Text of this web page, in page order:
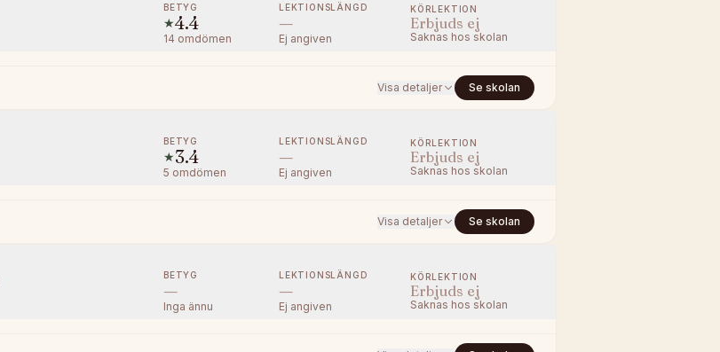
BETYG
★4.4
14 omdömen
LEKTIONSLÄNGD
—
Ej angiven
KÖRLEKTION
Erbjuds ej
Saknas hos skolan
Visa detaljer Se skolan
BETYG
★3.4
5 omdömen
LEKTIONSLÄNGD
—
Ej angiven
KÖRLEKTION
Erbjuds ej
Saknas hos skolan
Visa detaljer Se skolan
BETYG
—
Inga ännu
LEKTIONSLÄNGD
—
Ej angiven
KÖRLEKTION
Erbjuds ej
Saknas hos skolan